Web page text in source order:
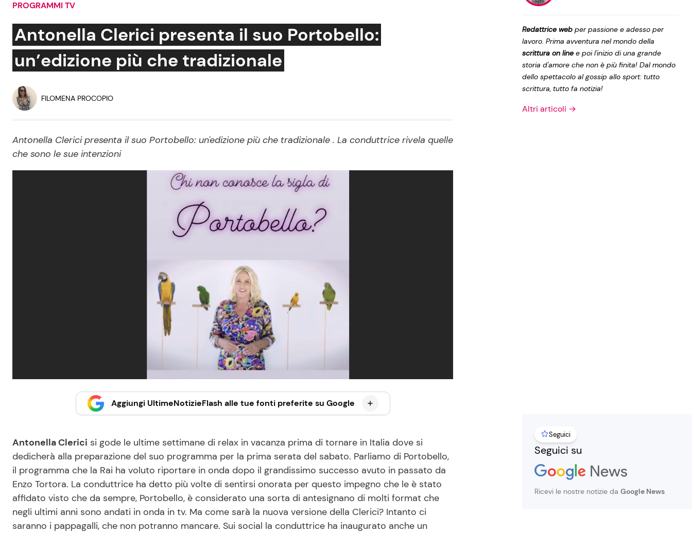
Social News
News dal mondo
Benessere
Mondo Mamma
Salute
Viaggi e Turismo
Festività
Le Ricette in TV
Ricette Facili e Veloci
Ricette per Bambini
Privacy Policy
PROGRAMMI TV
Antonella Clerici presenta il suo Portobello:
un’edizione più che tradizionale
FILOMENA PROCOPIO
Antonella Clerici presenta il suo Portobello: un'edizione più che tradizionale . La conduttrice rivela quelle
che sono le sue intenzioni
Aggiungi UltimeNotizieFlash alle tue fonti preferite su Google
Antonella Clerici si gode le ultime settimane di relax in vacanza prima di tornare in Italia dove si
dedicherà alla preparazione del suo programma per la prima serata del sabato. Parliamo di Portobello,
il programma che la Rai ha voluto riportare in onda dopo il grandissimo successo avuto in passato da
Enzo Tortora. La conduttrice ha detto più volte di sentirsi onorata per questo impegno che le è stato
affidato visto che da sempre, Portobello, è considerato una sorta di antesignano di molti format che
negli ultimi anni sono andati in onda in tv. Ma come sarà la nuova versione della Clerici? Intanto ci
saranno i pappagalli, che non potranno mancare. Sui social la conduttrice ha inaugurato anche un
Redattrice web per passione e adesso per
lavoro. Prima avventura nel mondo della
scrittura on line e poi l'inizio di una grande
storia d'amore che non è più finita! Dal mondo
dello spettacolo al gossip allo sport: tutto
scrittura, tutto fa notizia!
Altri articoli →
Seguici
Seguici su
Ricevi le nostre notizie da Google News